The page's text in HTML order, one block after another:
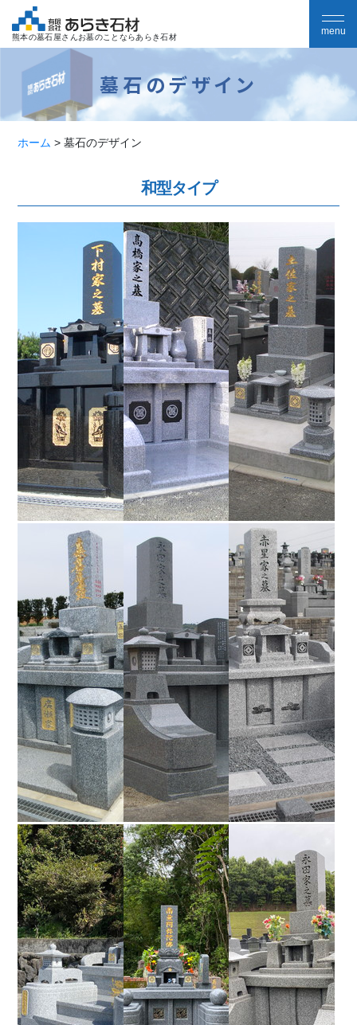
熊本の墓石屋さんお墓のことならあらき石材
墓石のデザイン
ホーム >墓石のデザイン
和型タイプ